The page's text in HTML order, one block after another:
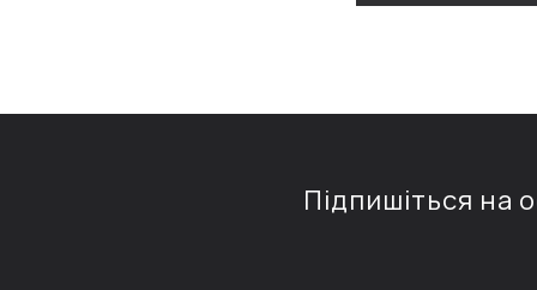
Підпишіться на